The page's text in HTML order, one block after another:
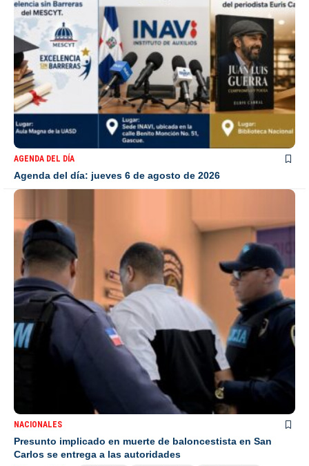
AGENDA DEL DÍA
Agenda del día: jueves 6 de agosto de 2026
NACIONALES
Presunto implicado en muerte de baloncestista en San
Carlos se entrega a las autoridades